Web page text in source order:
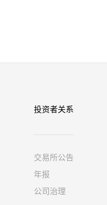
投资者关系
交易所公告
年报
公司治理